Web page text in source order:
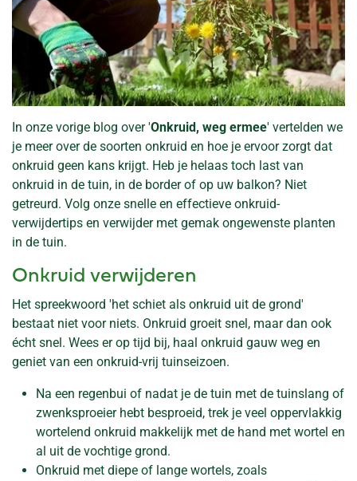
In onze vorige blog over 'Onkruid, weg ermee' vertelden we
je meer over de soorten onkruid en hoe je ervoor zorgt dat
onkruid geen kans krijgt. Heb je helaas toch last van
onkruid in de tuin, in de border of op uw balkon? Niet
getreurd. Volg onze snelle en effectieve onkruid-
verwijdertips en verwijder met gemak ongewenste planten
in de tuin.
Onkruid verwijderen
Het spreekwoord 'het schiet als onkruid uit de grond'
bestaat niet voor niets. Onkruid groeit snel, maar dan ook
écht snel. Wees er op tijd bij, haal onkruid gauw weg en
geniet van een onkruid-vrij tuinseizoen.
Na een regenbui of nadat je de tuin met de tuinslang of
zwenksproeier hebt besproeid, trek je veel oppervlakkig
wortelend onkruid makkelijk met de hand met wortel en
al uit de vochtige grond.
Onkruid met diepe of lange wortels, zoals